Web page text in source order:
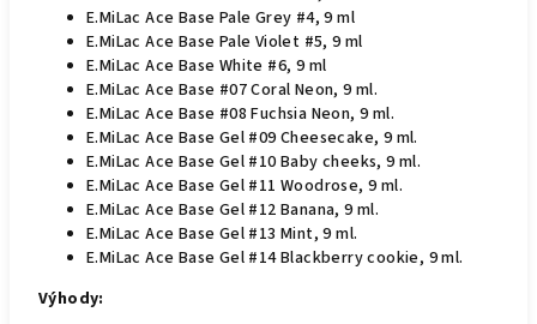
E.MiLac Ace Base Pale Grey #4, 9 ml
E.MiLac Ace Base Pale Violet #5, 9 ml
E.MiLac Ace Base White #6, 9 ml
E.MiLac Ace Base #07 Coral Neon, 9 ml.
E.MiLac Ace Base #08 Fuchsia Neon, 9 ml.
E.MiLac Ace Base Gel #09 Сheesecake, 9 ml.
E.MiLac Ace Base Gel #10 Baby cheeks, 9 ml.
E.MiLac Ace Base Gel #11 Woodrose, 9 ml.
E.MiLac Ace Base Gel #12 Banana, 9 ml.
E.MiLac Ace Base Gel #13 Mint, 9 ml.
E.MiLac Ace Base Gel #14 Blackberry cookie, 9 ml.
Výhody: